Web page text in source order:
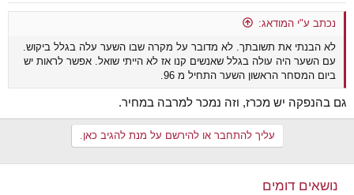
נכתב ע"י המודאג:
לא הבנתי את תשובתך. לא מדובר על מקרה שבו השער עלה בגלל ביקוש.
עם השער היה עולה בגלל שאנשים קנו אז לא הייתי שואל. אפשר לראות יש
ביום המסחר הראשון השער התחיל מ 96.
גם בהנפקה יש מכרז, וזה נמכר למרבה במחיר.
עליך להתחבר או להירשם על מנת להגיב כאן.
נושאים דומים